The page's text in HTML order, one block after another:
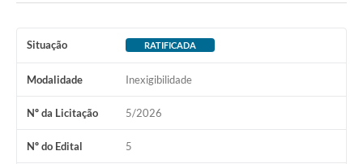
Situação RATIFICADA
Modalidade Inexigibilidade
Nº da Licitação 5/2026
Nº do Edital 5